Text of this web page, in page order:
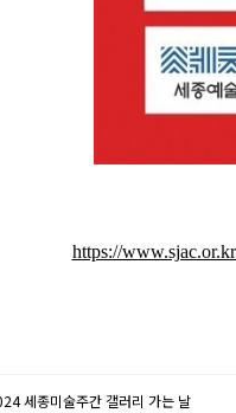
https://
세종미술주간 갤러리 가는 날